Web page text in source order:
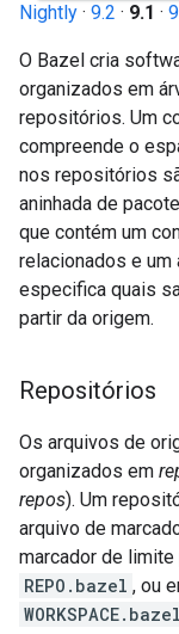
Nightly · 9.2 · 9.1 ·
O Bazel cria
organizados em
repositórios. Um
compreende o
nos repositórios
aninhada de
que contém um
relacionados e um
especifica quais
partir da origem.
Repositórios
Os arquivos de
organizados em
repos). Um
arquivo de
marcador de
REPO.bazel , ou
WORKSPACE.bazel